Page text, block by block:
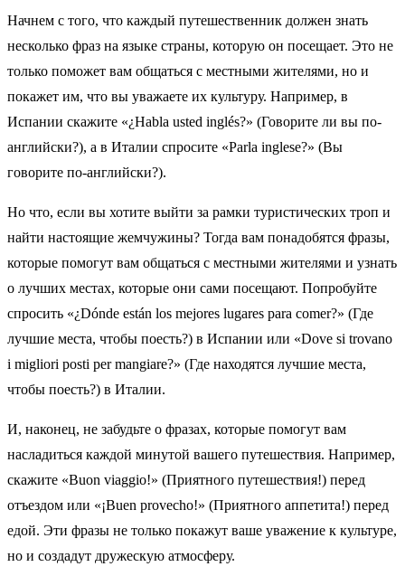
Начнем с того, что каждый путешественник должен знать
несколько фраз на языке страны, которую он посещает. Это не
только поможет вам общаться с местными жителями, но и
покажет им, что вы уважаете их культуру. Например, в
Испании скажите «¿Habla usted inglés?» (Говорите ли вы по-
английски?), а в Италии спросите «Parla inglese?» (Вы
говорите по-английски?).
Но что, если вы хотите выйти за рамки туристических троп и
найти настоящие жемчужины? Тогда вам понадобятся фразы,
которые помогут вам общаться с местными жителями и узнать
о лучших местах, которые они сами посещают. Попробуйте
спросить «¿Dónde están los mejores lugares para comer?» (Где
лучшие места, чтобы поесть?) в Испании или «Dove si trovano
i migliori posti per mangiare?» (Где находятся лучшие места,
чтобы поесть?) в Италии.
И, наконец, не забудьте о фразах, которые помогут вам
насладиться каждой минутой вашего путешествия. Например,
скажите «Buon viaggio!» (Приятного путешествия!) перед
отъездом или «¡Buen provecho!» (Приятного аппетита!) перед
едой. Эти фразы не только покажут ваше уважение к культуре,
но и создадут дружескую атмосферу.